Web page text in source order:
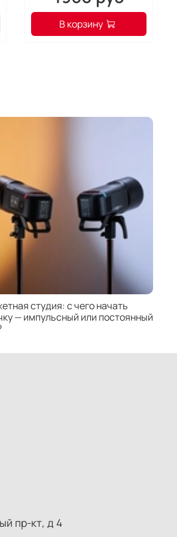
В корзину
студия: с чего начать
— импульсный или постоянный
пр-кт, д 4